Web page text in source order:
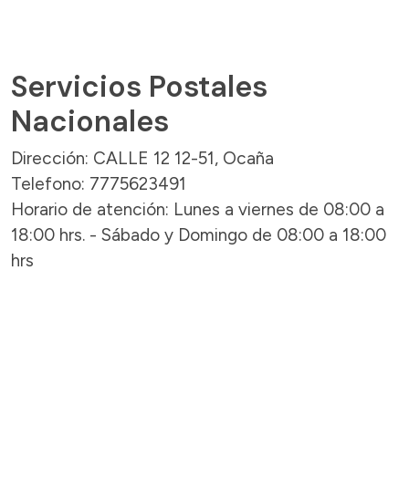
Servicios Postales
Nacionales
Dirección: CALLE 12 12-51, Ocaña
Telefono: 7775623491
Horario de atención: Lunes a viernes de 08:00 a
18:00 hrs. - Sábado y Domingo de 08:00 a 18:00
hrs